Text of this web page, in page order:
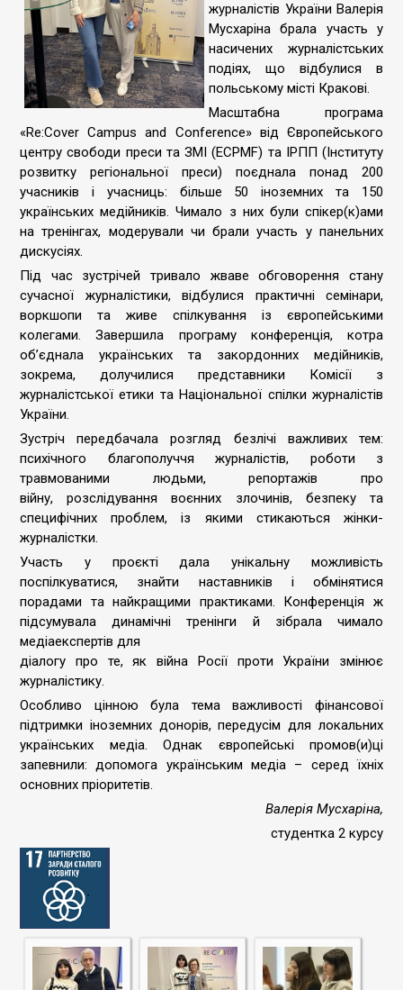
журналістів України Валерія
Мусхаріна брала участь у
насичених журналістських
подіях, що відбулися в
польському місті Кракові.
Масштабна програма
«Re:Cover Campus and Conference» від Європейського
центру свободи преси та ЗМІ (ECPMF) та ІРПП (Інституту
розвитку регіональної преси) поєднала понад 200
учасників і учасниць: більше 50 іноземних та 150
українських медійників. Чимало з них були спікер(к)ами
на тренінгах, модерували чи брали участь у панельних
дискусіях.
Під час зустрічей тривало жваве обговорення стану
сучасної журналістики, відбулися практичні семінари,
воркшопи та живе спілкування із європейськими
колегами. Завершила програму конференція, котра
об’єднала українських та закордонних медійників,
зокрема, долучилися представники Комісії з
журналістської етики та Національної спілки журналістів
України.
Зустріч передбачала розгляд безлічі важливих тем:
психічного благополуччя журналістів, роботи з
травмованими людьми, репортажів про
війну, розслідування воєнних злочинів, безпеку та
специфічних проблем, із якими стикаються жінки-
журналістки.
Участь у проєкті дала унікальну можливість
поспілкуватися, знайти наставників і обмінятися
порадами та найкращими практиками. Конференція ж
підсумувала динамічні тренінги й зібрала чимало
медіаекспертів для
діалогу про те, як війна Росії проти України змінює
журналістику.
Особливо цінною була тема важливості фінансової
підтримки іноземних донорів, передусім для локальних
українських медіа. Однак європейські промов(и)ці
запевнили: допомога українським медіа – серед їхніх
основних пріоритетів.
Валерія Мусхаріна,
студентка 2 курсу